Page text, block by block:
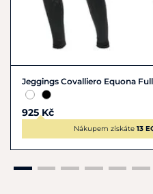
Jeggings Covalliero Equona
925 Kč
Nákupem získáte 13